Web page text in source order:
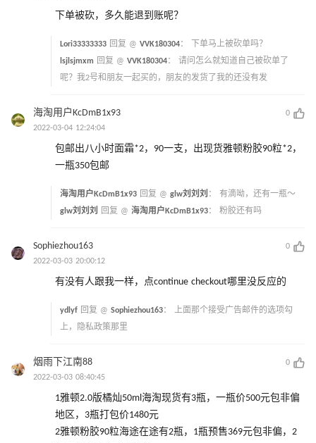
下单被砍，多久能退到账呢？
Lori33333333 回复 @ VVK180304：
下单马上被砍单吗？
lsjlsjmxm 回复 @ VVK180304： 请问怎么就知道自己被砍单了
呢？我2号和朋友一起买的，朋友的发货了我的还没有发
海淘用户KcDmB1x93
0
2022-03-04 12:24:04
包邮出八小时面霜*2，90一支，出现货雅顿粉胶90粒*2，
一瓶350包邮
海淘用户KcDmB1x93 回复 @ glw刘刘刘 ： 有滴呦，还有一瓶～
glw刘刘刘
回复 @ 海淘用户KcDmB1x93： 粉胶还有吗
Sophiezhou163
0
2022-03-03 20:00:12
有没有人跟我一样，点continue checkout哪里没反应的
ydlyf 回复 @ Sophiezhou163： 上面那个接受广告邮件的选项勾
上，隐私政策那里
烟雨下江南88
0
2022-03-03 08:40:45
1雅顿2.0版橘灿50ml海淘现货有3瓶，一瓶价500元包非偏
地区，3瓶打包价1480元
2雅顿粉胶90粒海途在途有2瓶，1瓶预售369元包非偏，2